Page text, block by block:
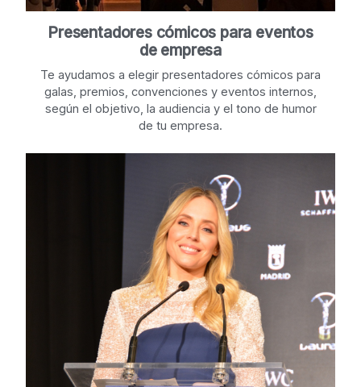
Presentadores cómicos para eventos
de empresa
Te ayudamos a elegir presentadores cómicos para
galas, premios, convenciones y eventos internos,
según el objetivo, la audiencia y el tono de humor
de tu empresa.